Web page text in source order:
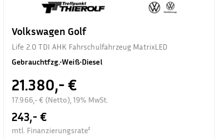
Volkswagen Golf
Life 2.0 TDI AHK Fahrschulfahrzeug MatrixLED
Gebrauchtfzg.•Weiß•Diesel
21.380,- €
17.966,- € (Netto), 19% MwSt.
243,- €
mtl. Finanzierungsrate²